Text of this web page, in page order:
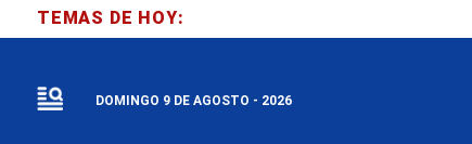
TEMAS DE HOY:
DOMINGO 9 DE AGOSTO - 2026